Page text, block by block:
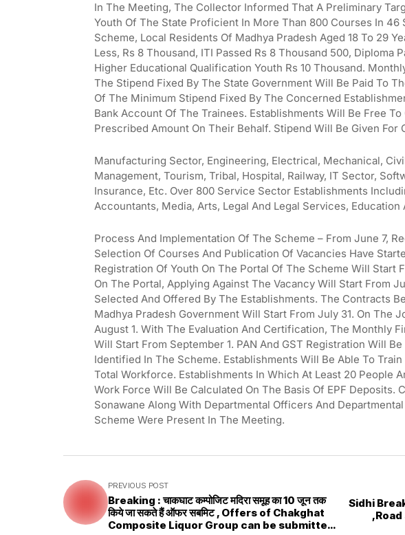
In The Meeting, The Collector Informed That A Preliminary
Youth Of The State Proficient In More Than 800 Courses In
Scheme, Local Residents Of Madhya Pradesh Aged 18 To 29
Less, Rs 8 Thousand, ITI Passed Rs 8 Thousand 500, Diploma
Higher Educational Qualification Youth Rs 10 Thousand.
The Stipend Fixed By The State Government Will Be Paid To
Of The Minimum Stipend Fixed By The Concerned
Bank Account Of The Trainees. Establishments Will Be Free
Prescribed Amount On Their Behalf. Stipend Will Be Given For
Manufacturing Sector, Engineering, Electrical, Mechanical,
Management, Tourism, Tribal, Hospital, Railway, IT Sector,
Insurance, Etc. Over 800 Service Sector Establishments
Accountants, Media, Arts, Legal And Legal Services,
Process And Implementation Of The Scheme – From June 7,
Selection Of Courses And Publication Of Vacancies Have
Registration Of Youth On The Portal Of The Scheme Will Start
On The Portal, Applying Against The Vacancy Will Start From
Selected And Offered By The Establishments. The Contracts
Madhya Pradesh Government Will Start From July 31. On The
August 1. With The Evaluation And Certification, The Monthly
Will Start From September 1. PAN And GST Registration Will
Identified In The Scheme. Establishments Will Be Able To
Total Workforce. Establishments In Which At Least 20 People
Work Force Will Be Calculated On The Basis Of EPF Deposits.
Sonawane Along With Departmental Officers And
Scheme Were Present In The Meeting.
PREVIOUS POST
Breaking : चाकघाट कम्पोजिट मदिरा समूह का 10 जून तक
किये जा सकते हैं ऑफर सबमिट , Offers of Chakghat
Composite Liquor Group can be submitted
Sidhi Breaking